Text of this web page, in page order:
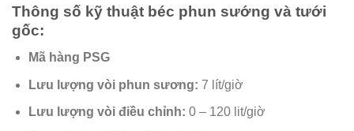
Thông số kỹ thuật béc phun sướng và tưới
gốc:
Mã hàng PSG
Lưu lượng vòi phun sương: 7 lít/giờ
Lưu lượng vòi điều chỉnh: 0 – 120 lit/giờ